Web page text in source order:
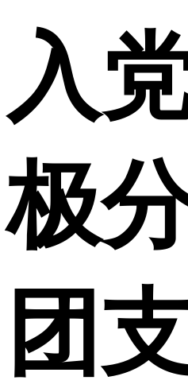
入
极
团